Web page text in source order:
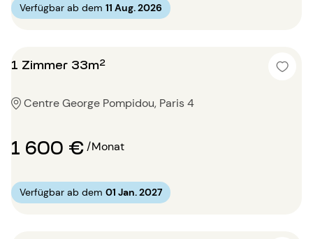
Verfügbar ab dem 11 Aug. 2026
1 Zimmer 33m²
Centre George Pompidou, Paris 4
1 600 €/Monat
Verfügbar ab dem 01 Jan. 2027